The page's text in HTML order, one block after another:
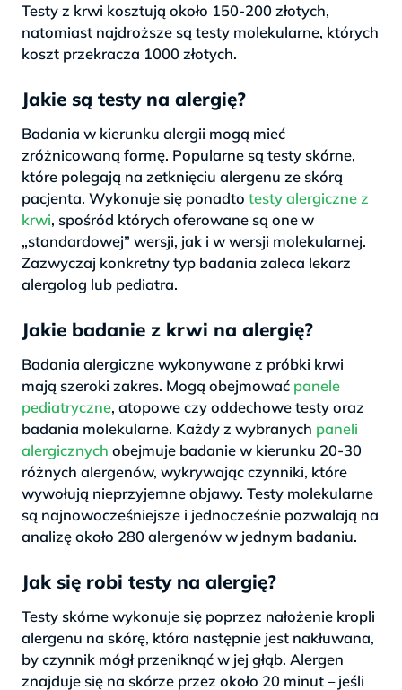
Testy z krwi kosztują około 150-200 złotych,
natomiast najdroższe są testy molekularne, których
koszt przekracza 1000 złotych.
Jakie są testy na alergię?
Badania w kierunku alergii mogą mieć
zróżnicowaną formę. Popularne są testy skórne,
które polegają na zetknięciu alergenu ze skórą
pacjenta. Wykonuje się ponadto testy alergiczne z
krwi, spośród których oferowane są one w
„standardowej” wersji, jak i w wersji molekularnej.
Zazwyczaj konkretny typ badania zaleca lekarz
alergolog lub pediatra.
Jakie badanie z krwi na alergię?
Badania alergiczne wykonywane z próbki krwi
mają szeroki zakres. Mogą obejmować panele
pediatryczne, atopowe czy oddechowe testy oraz
badania molekularne. Każdy z wybranych paneli
alergicznych obejmuje badanie w kierunku 20-30
różnych alergenów, wykrywając czynniki, które
wywołują nieprzyjemne objawy. Testy molekularne
są najnowocześniejsze i jednocześnie pozwalają na
analizę około 280 alergenów w jednym badaniu.
Jak się robi testy na alergię?
Testy skórne wykonuje się poprzez nałożenie kropli
alergenu na skórę, która następnie jest nakłuwana,
by czynnik mógł przeniknąć w jej głąb. Alergen
znajduje się na skórze przez około 20 minut – jeśli